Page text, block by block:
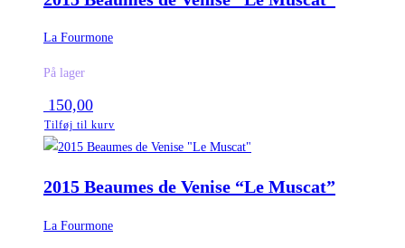
La Fourmone
På lager
150,00
Tilføj til kurv
2015 Beaumes de Venise “Le Muscat”
La Fourmone